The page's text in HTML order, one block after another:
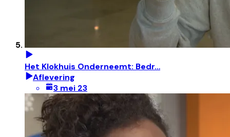
Het Klokhuis Onderneemt: Bedr…
Aflevering
3 mei 23